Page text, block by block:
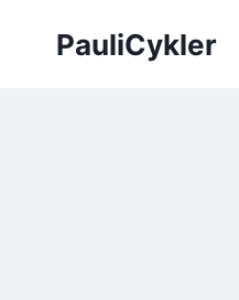
PauliCykler